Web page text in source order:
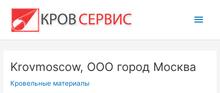
содержимому
Krovmoscow, ООО город Москва
Кровельные материалы